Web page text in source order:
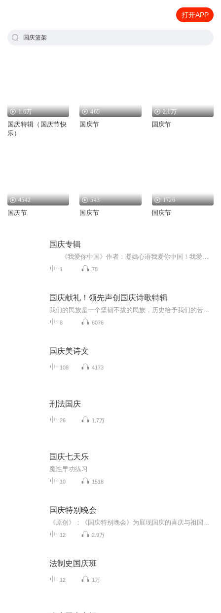
打开APP
国庆篮架
1.6万
国庆特辑（国庆节快
乐）
465
国庆节
2.1万
国庆节
4542
国庆节
543
国庆节
1726
国庆节
国庆专辑
1 78
国庆献礼！领先声创国庆诗歌特辑
8 6076
国庆美诗文
108 4173
刑法国庆
26 1.7万
国庆七天乐
魔性早功练习
10 1518
国庆特别晚会
12 2.9万
法制史国庆班
12 1万